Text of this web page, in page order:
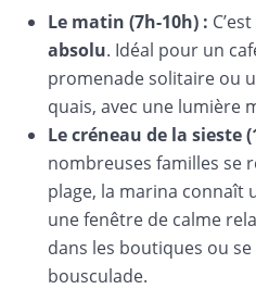
Le matin (7h-10h) :
absolu. Idéal pour un
promenade solitaire ou
quais, avec une lumière
Le créneau de la sieste
nombreuses familles se
plage, la marina connaît
une fenêtre de calme
dans les boutiques ou
bousculade.